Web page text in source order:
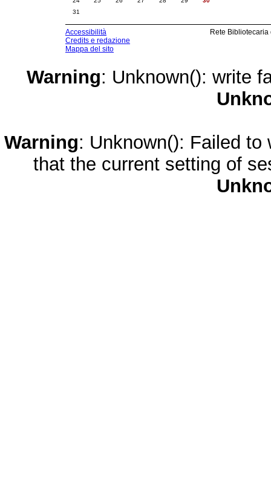
31
Accessibilità
Credits e redazione
Mappa del sito
Rete
Warning: Unknown(): write
Warning: Unknown(): Failed
that the current setting of